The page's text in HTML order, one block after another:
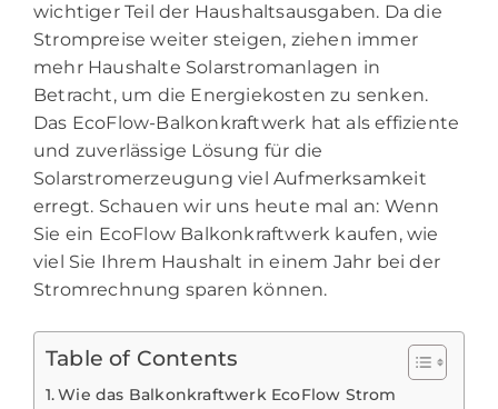
wichtiger Teil der Haushaltsausgaben. Da die
Strompreise weiter steigen, ziehen immer
mehr Haushalte Solarstromanlagen in
Betracht, um die Energiekosten zu senken.
Das EcoFlow-Balkonkraftwerk hat als effiziente
und zuverlässige Lösung für die
Solarstromerzeugung viel Aufmerksamkeit
erregt. Schauen wir uns heute mal an: Wenn
Sie ein EcoFlow Balkonkraftwerk kaufen, wie
viel Sie Ihrem Haushalt in einem Jahr bei der
Stromrechnung sparen können.
Table of Contents
Wie das Balkonkraftwerk EcoFlow Strom